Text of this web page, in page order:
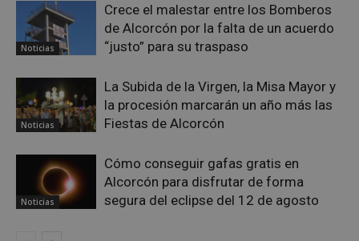
Noticias
Crece el malestar entre los Bomberos
de Alcorcón por la falta de un acuerdo
“justo” para su traspaso
Noticias
La Subida de la Virgen, la Misa Mayor y
la procesión marcarán un año más las
Fiestas de Alcorcón
Noticias
Cómo conseguir gafas gratis en
Alcorcón para disfrutar de forma
segura del eclipse del 12 de agosto
AWSALBCORS
Amazon.com
Inc.